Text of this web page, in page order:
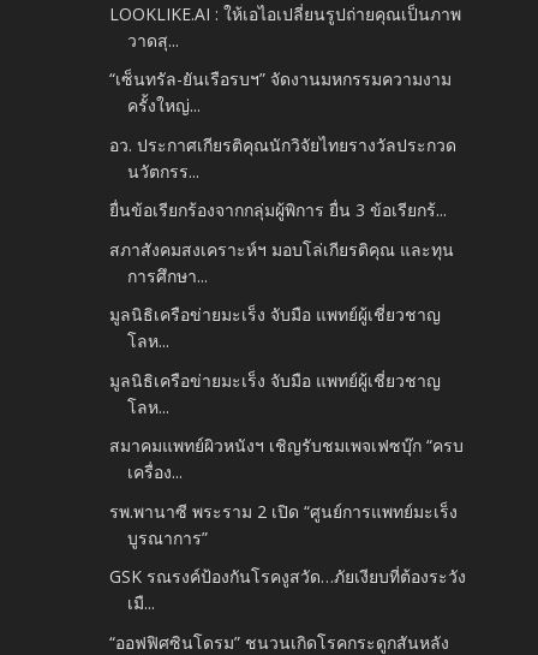
LOOKLIKE.AI : ให้เอไอเปลี่ยนรูปถ่ายคุณเป็นภาพ
วาดสุ...
“เซ็นทรัล-ยันเรือรบฯ” จัดงานมหกรรมความงาม
ครั้งใหญ่...
อว. ประกาศเกียรติคุณนักวิจัยไทยรางวัลประกวด
นวัตกรร...
ยื่นข้อเรียกร้องจากกลุ่มผู้พิการ ยื่น 3 ข้อเรียกร้...
สภาสังคมสงเคราะห์ฯ มอบโล่เกียรติคุณ และทุน
การศึกษา...
มูลนิธิเครือข่ายมะเร็ง จับมือ แพทย์ผู้เชี่ยวชาญ
โลห...
มูลนิธิเครือข่ายมะเร็ง จับมือ แพทย์ผู้เชี่ยวชาญ
โลห...
สมาคมแพทย์ผิวหนังฯ เชิญรับชมเพจเฟซบุ๊ก “ครบ
เครื่อง...
รพ.พานาซี พระราม 2 เปิด “ศูนย์การแพทย์มะเร็ง
บูรณาการ”
GSK รณรงค์ป้องกันโรคงูสวัด…ภัยเงียบที่ต้องระวัง
เมื...
“ออฟฟิศซินโดรม” ชนวนเกิดโรคกระดูกสันหลัง